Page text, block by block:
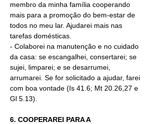
membro da minha família cooperando
mais para a promoção do bem-estar de
todos no meu lar. Ajudarei mais nas
tarefas domésticas.
- Colaborei na manutenção e no cuidado
da casa: se escangalhei, consertarei; se
sujei, limparei; e se desarrumei,
arrumarei. Se for solicitado a ajudar, farei
com boa vontade (Is 41.6; Mt 20.26,27 e
Gl 5.13).
6. COOPERAREI PARA A